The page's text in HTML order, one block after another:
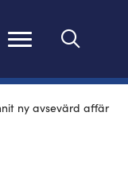
ny avsevärd affär